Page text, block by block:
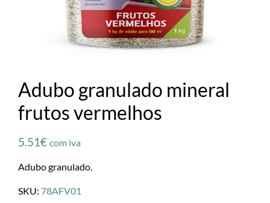
Adubo granulado mineral
frutos vermelhos
5.51€ com iva
Adubo granulado.
SKU: 78AFV01